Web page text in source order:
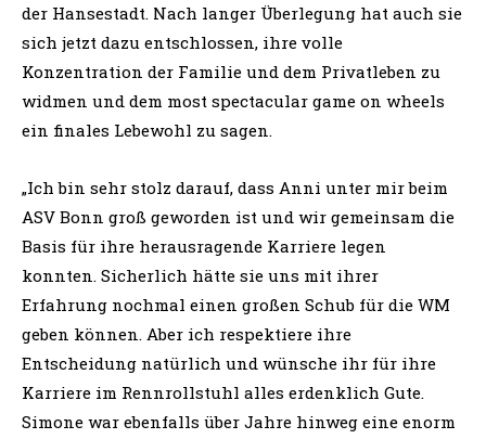
der Hansestadt. Nach langer Überlegung hat auch sie
sich jetzt dazu entschlossen, ihre volle
Konzentration der Familie und dem Privatleben zu
widmen und dem most spectacular game on wheels
ein finales Lebewohl zu sagen.
„Ich bin sehr stolz darauf, dass Anni unter mir beim
ASV Bonn groß geworden ist und wir gemeinsam die
Basis für ihre herausragende Karriere legen
konnten. Sicherlich hätte sie uns mit ihrer
Erfahrung nochmal einen großen Schub für die WM
geben können. Aber ich respektiere ihre
Entscheidung natürlich und wünsche ihr für ihre
Karriere im Rennrollstuhl alles erdenklich Gute.
Simone war ebenfalls über Jahre hinweg eine enorm